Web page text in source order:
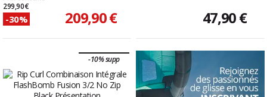
299,90 €
-30% 209,90 € 47,90 €
-10% supp